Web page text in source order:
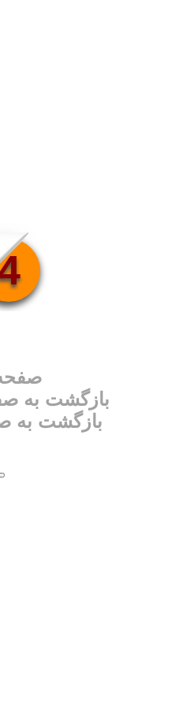
بازگشت به
بازگشت به